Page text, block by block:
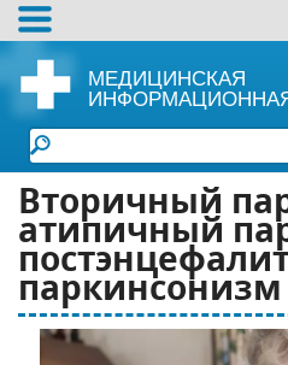
МЕДИЦИНСКАЯ
Вторичный
атипичный
паркинсонизм